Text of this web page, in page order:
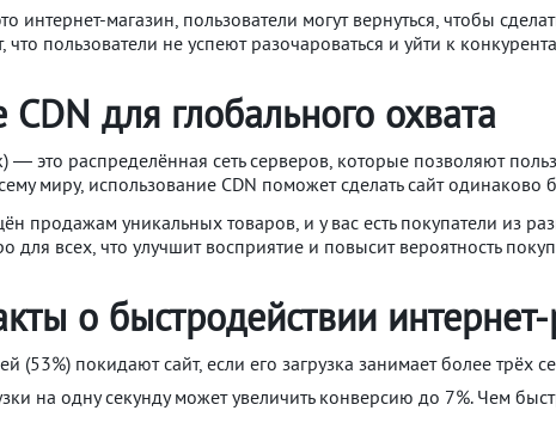
интернет-магазин, пользователи могут вернуться, чтобы
что пользователи не успеют разочароваться и уйти к
для глобального охвата
— это распределённая сеть серверов, которые позволяют
миру, использование CDN поможет сделать сайт
продажам уникальных товаров, и у вас есть покупатели из
для всех, что улучшит восприятие и повысит вероятность
о быстродействии интернет-
(53%) покидают сайт, если его загрузка занимает более трёх
на одну секунду может увеличить конверсию до 7%. Чем